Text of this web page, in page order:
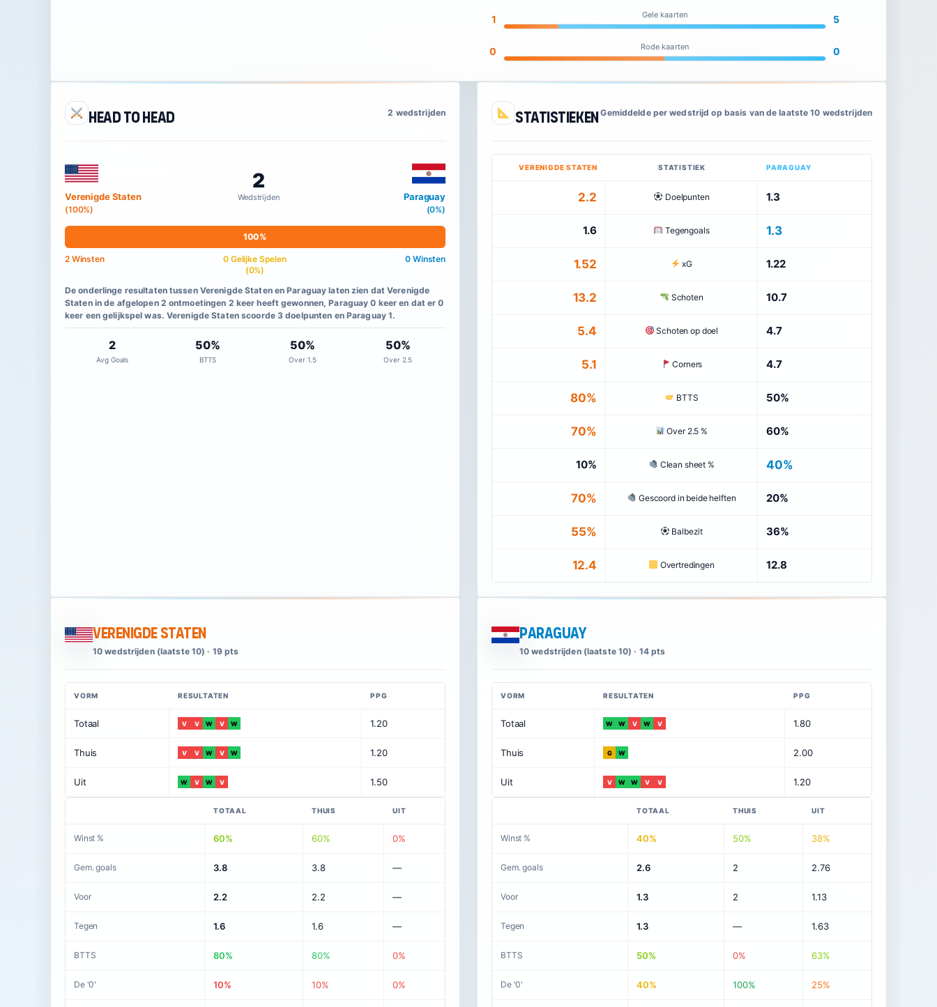
1 Gele kaarten 5
0 Rode kaarten 0
Head to Head 2 wedstrijden
Verenigde Staten
(100%)
2
Wedstrijden Paraguay
(0%)
100%
2 Winsten
0 Gelijke Spelen
(0%)
0 Winsten
De onderlinge resultaten tussen Verenigde Staten en Paraguay laten zien dat Verenigde
Staten in de afgelopen 2 ontmoetingen 2 keer heeft gewonnen, Paraguay 0 keer en dat er 0
keer een gelijkspel was. Verenigde Staten scoorde 3 doelpunten en Paraguay 1.
2
Avg Goals
50%
BTTS
50%
Over 1.5
50%
Over 2.5
StatistiekenGemiddelde per wedstrijd op basis van de laatste 10 wedstrijden
VERENIGDE STATEN STATISTIEK PARAGUAY
2.2 Doelpunten 1.3
1.6 Tegengoals 1.3
1.52 xG 1.22
13.2 Schoten 10.7
5.4 Schoten op doel 4.7
5.1 Corners 4.7
80% BTTS 50%
70% Over 2.5 % 60%
10% Clean sheet % 40%
70% Gescoord in beide helften 20%
55% Balbezit 36%
12.4 Overtredingen 12.8
Verenigde Staten
10 wedstrijden (laatste 10) · 19 pts
VORM RESULTATEN PPG
Totaal V V W V W 1.20
Thuis V V W V W 1.20
Uit W V W V 1.50
TOTAAL THUIS UIT
Winst % 60% 60% 0%
Gem. goals 3.8 3.8 —
Voor 2.2 2.2 —
Tegen 1.6 1.6 —
BTTS 80% 80% 0%
De '0' 10% 10% 0%
Paraguay
10 wedstrijden (laatste 10) · 14 pts
VORM RESULTATEN PPG
Totaal W W V W V 1.80
Thuis G W 2.00
Uit V W W V V 1.20
TOTAAL THUIS UIT
Winst % 40% 50% 38%
Gem. goals 2.6 2 2.76
Voor 1.3 2 1.13
Tegen 1.3 — 1.63
BTTS 50% 0% 63%
De '0' 40% 100% 25%